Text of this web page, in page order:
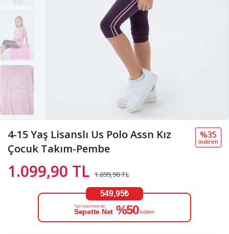
4-15 Yaş Lisanslı Us Polo Assn Kız
Çocuk Takım-Pembe
1.099,90 TL 1.699,90 TL
%35
i̇ndi̇ri̇m
549,95₺
Tüm İndirimlere Ek
Sepette Net %50 İndirim!